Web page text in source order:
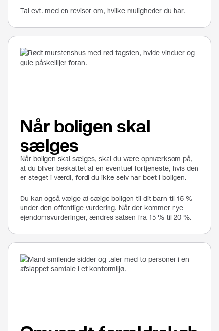
Tal evt. med en revisor om, hvilke muligheder du har.
Når boligen skal
sælges
Når boligen skal sælges, skal du være opmærksom på,
at du bliver beskattet af en eventuel fortjeneste, hvis den
er steget i værdi, fordi du ikke selv har boet i boligen.
Du kan også vælge at sælge boligen til dit barn til 15 %
under den offentlige vurdering. Når der kommer nye
ejendomsvurderinger, ændres satsen fra 15 % til 20 %.